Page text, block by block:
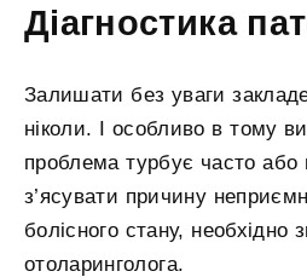
Діагностика
Залишати без уваги
ніколи. І особливо в тому
проблема турбує часто або
з’ясувати причину
болісного стану, необхідно
отоларинголога.